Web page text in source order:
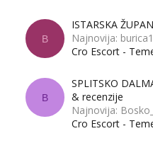
B
ISTARSKA
Najnovija:
Cro Escort -
B
SPLITSKO
& recenzije
Najnovija:
Cro Escort -